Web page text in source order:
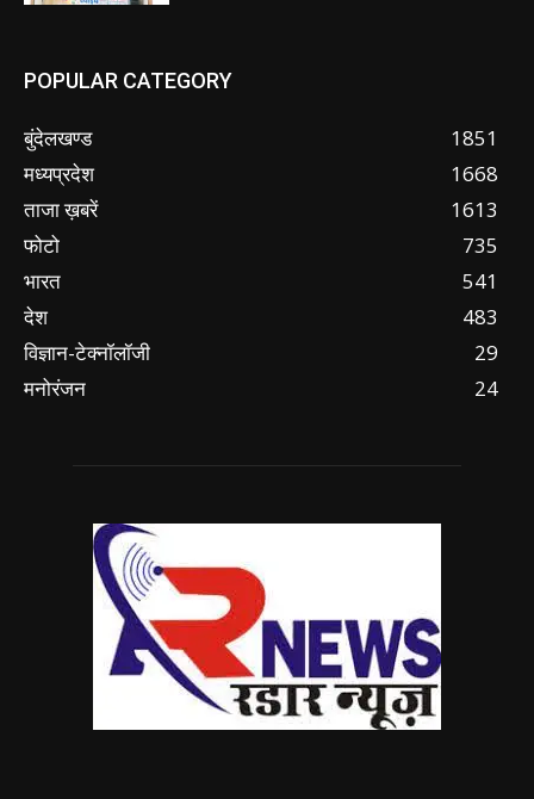
POPULAR CATEGORY
बुंदेलखण्ड
1851
मध्यप्रदेश
1668
ताजा ख़बरें
1613
फोटो
735
भारत
541
देश
483
विज्ञान-टेक्नॉलॉजी
29
मनोरंजन
24